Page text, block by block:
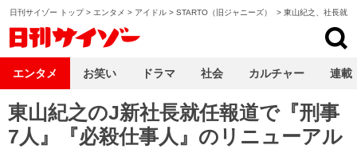
日刊サイゾー トップ> エンタメ > アイドル > STARTO（旧ジャニーズ） > 東山紀之、社長就
東山紀之のJ新社長就任報道で『刑事
7人』『必殺仕事人』のリニューアル
エンタメ お笑い ドラマ 社会 カルチャー 連載